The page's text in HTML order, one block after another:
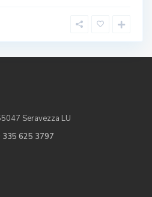
Seravezza LU
335 625 3797